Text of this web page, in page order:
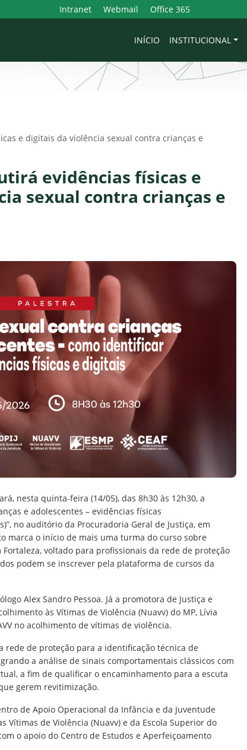
Intranet Webmail Office 365
INÍCIO INSTITUCIONAL
e digitais da violência sexual contra crianças e
evidências físicas e
sexual contra crianças e
nesta quinta-feira (14/05), das 8h30 às 12h30, a
e adolescentes – evidências físicas
no auditório da Procuradoria Geral de Justiça, em
marca o início de mais uma turma do curso sobre
voltado para profissionais da rede de proteção
podem se inscrever pela plataforma de cursos da
Alex Sandro Pessoa. Já a promotora de Justiça e
às Vítimas de Violência (Nuavv) do MP, Lívia
no acolhimento de vítimas de violência.
rede de proteção para a identificação técnica de
a análise de sinais comportamentais clássicos com
a fim de qualificar o encaminhamento para a escuta
gerem revitimização.
de Apoio Operacional da Infância e da Juventude
Vítimas de Violência (Nuavv) e da Escola Superior do
o apoio do Centro de Estudos e Aperfeiçoamento